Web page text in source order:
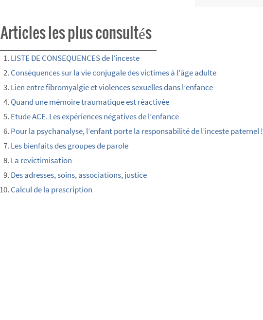
Articles les plus consultés
LISTE DE CONSEQUENCES de l’inceste
Conséquences sur la vie conjugale des victimes à l’âge adulte
Lien entre fibromyalgie et violences sexuelles dans l’enfance
Quand une mémoire traumatique est réactivée
Etude ACE. Les expériences négatives de l’enfance
Pour la psychanalyse, l’enfant porte la responsabilité de l’inceste paternel !
Les bienfaits des groupes de parole
La revictimisation
Des adresses, soins, associations, justice
Calcul de la prescription